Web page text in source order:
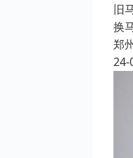
旧
换
郑
24-